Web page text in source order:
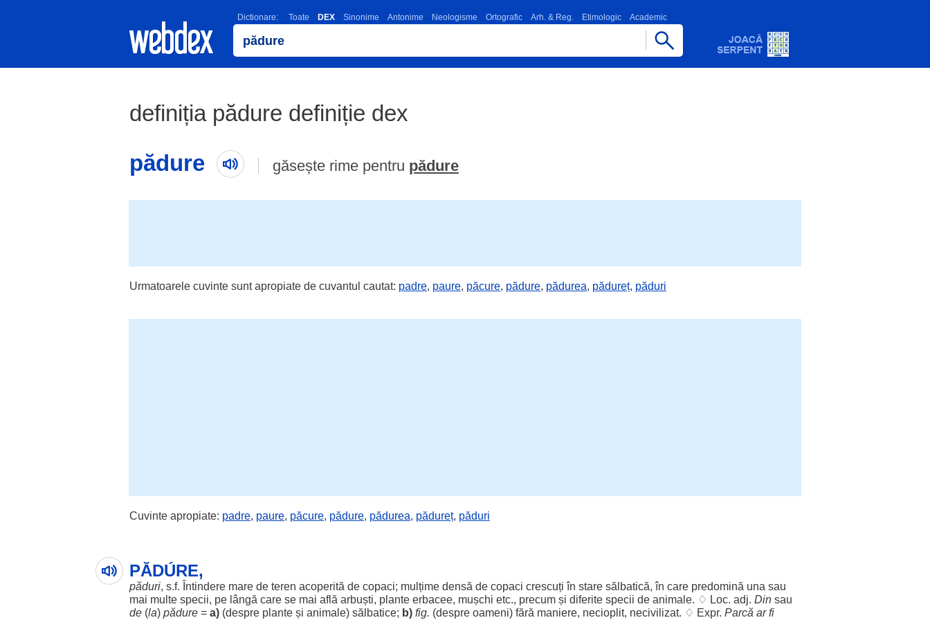
Dictionare: Toate DEX Sinonime Antonime Neologisme Ortografic Arh. & Reg. Etimologic Academic
definiția pădure definiție dex
pădure
găsește rime pentru pădure
Urmatoarele cuvinte sunt apropiate de cuvantul cautat: padre, paure, păcure, pădure, pădurea, pădureț, păduri
Cuvinte apropiate: padre, paure, păcure, pădure, pădurea, pădureț, păduri
PĂDÚRE,
păduri, s.f. Întindere mare de teren acoperită de copaci; mulțime densă de copaci crescuți în stare sălbatică, în care predomină una sau
mai multe specii, pe lângă care se mai află arbuști, plante erbacee, mușchi etc., precum și diferite specii de animale. ♢ Loc. adj. Din sau
de (la) pădure = a) (despre plante și animale) sălbatice; b) fig. (despre oameni) fără maniere, necioplit, necivilizat. ♢ Expr. Parcă arfi